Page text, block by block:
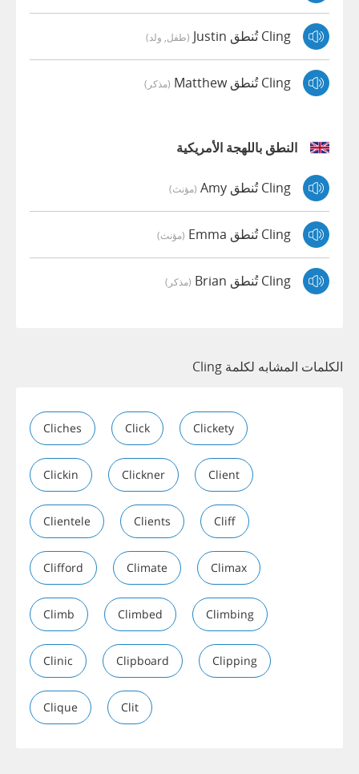
Cling تُنطق Justin (طفل, ولد)
Cling تُنطق Matthew (مذكر)
النطق باللهجة الأمريكية
Cling تُنطق Amy (مؤنث)
Cling تُنطق Emma (مؤنث)
Cling تُنطق Brian (مذكر)
الكلمات المشابه لكلمة Cling
Cliches Click Clickety
Clickin Clickner Client
Clientele Clients Cliff
Clifford Climate Climax
Climb Climbed Climbing
Clinic Clipboard Clipping
Clique Clit